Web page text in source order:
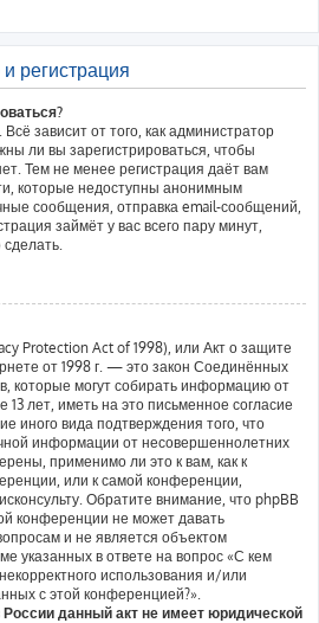
регистрация
зависит от того, как администратор
ли вы зарегистрироваться, чтобы
Тем не менее регистрация даёт вам
которые недоступны анонимным
сообщения, отправка email-сообщений,
займёт у вас всего пару минут,
Protection Act of 1998), или Акт о защите
от 1998 г. — это закон Соединённых
которые могут собирать информацию от
лет, иметь на это письменное согласие
иного вида подтверждения того, что
информации от несовершеннолетних
применимо ли это к вам, как к
или к самой конференции,
Обратите внимание, что phpBB
конференции не может давать
и не является объектом
указанных в ответе на вопрос «С кем
использования и/или
с этой конференцией?».
данный акт не имеет юридической